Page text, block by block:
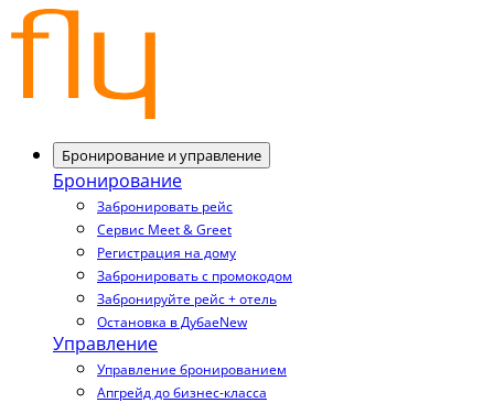
Бронирование и управление
Бронирование
Забронировать рейс
Сервис Meet & Greet
Регистрация на дому
Забронировать с промокодом
Забронируйте рейс + отель
Остановка в ДубаеNew
Управление
Управление бронированием
Апгрейд до бизнес-класса